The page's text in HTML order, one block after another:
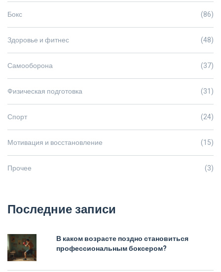
Бокс (86)
Здоровье и фитнес (48)
Самооборона (37)
Физическая подготовка (31)
Спорт (24)
Мотивация и восстановление (15)
Прочее (3)
Последние записи
В каком возрасте поздно становиться
профессиональным боксером?